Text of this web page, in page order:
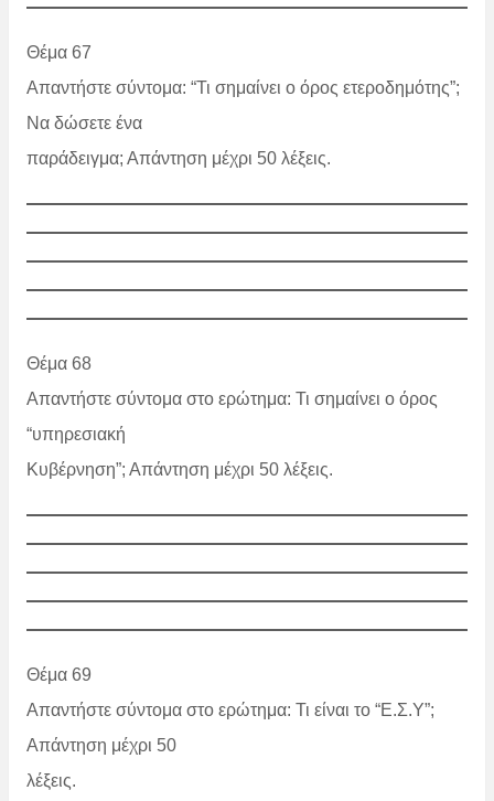
Θέμα 67
Απαντήστε σύντομα: “Τι σημαίνει ο όρος ετεροδημότης”;
Να δώσετε ένα
παράδειγμα; Απάντηση μέχρι 50 λέξεις.
Θέμα 68
Απαντήστε σύντομα στο ερώτημα: Τι σημαίνει ο όρος
“υπηρεσιακή
Κυβέρνηση”; Απάντηση μέχρι 50 λέξεις.
Θέμα 69
Απαντήστε σύντομα στο ερώτημα: Τι είναι το “Ε.Σ.Υ”;
Απάντηση μέχρι 50
λέξεις.